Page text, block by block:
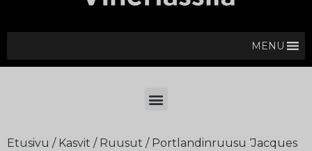
MENU
Etusivu / Kasvit / Ruusut / Portlandinruusu ‘Jacques